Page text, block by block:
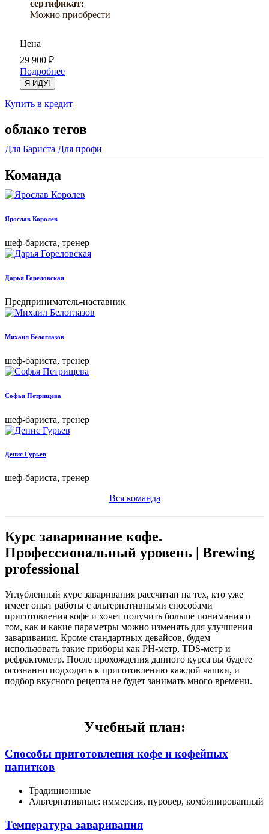
сертификат:
Можно приобрести
Цена
29 900 ₽
Подробнее
Я ИДУ!
Купить в кредит
облако тегов
Для Бариста Для профи
Команда
Ярослав Королев
шеф-бариста, тренер
Дарья Гореловская
Предприниматель-наставник
Михаил Белоглазов
шеф-бариста, тренер
Софья Петрищева
шеф-бариста, тренер
Денис Гурьев
шеф-бариста, тренер
Вся команда
Курс заваривание кофе.
Профессиональный уровень | Brewing
professional
Углубленный курс заваривания рассчитан на тех, кто уже
имеет опыт работы с альтернативными способами
приготовления кофе и хочет получить больше понимания о
том, как и какие параметры можно изменять для улучшения
заваривания. Кроме стандартных девайсов, будем
использовать такие приборы как PH-метр, TDS-метр и
рефрактометр. После прохождения данного курса вы будете
осознанно подходить к приготовлению каждой чашки, и
подбор вкусного рецепта не будет занимать много времени.
Учебный план:
Способы приготовления кофе и кофейных
напитков
Традиционные
Альтернативные: иммерсия, пуровер, комбинированный
Температура заваривания